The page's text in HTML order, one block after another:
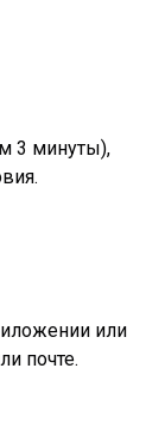
3 минуты),
или
почте.